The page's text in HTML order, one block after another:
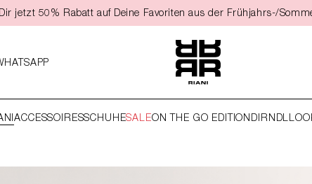
jetzt 50% Rabatt auf Deine Favoriten aus der Frühjahrs-/
ACCESSOIRESSCHUHESALEON THE GO EDITION DIRNDL